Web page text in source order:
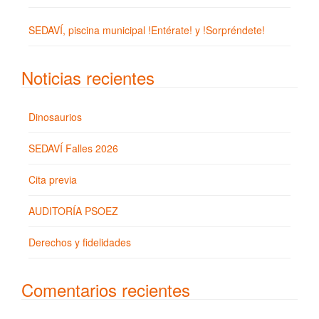
SEDAVÍ, piscina municipal !Entérate! y !Sorpréndete!
Noticias recientes
Dinosaurios
SEDAVÍ Falles 2026
Cita previa
AUDITORÍA PSOEZ
Derechos y fidelidades
Comentarios recientes